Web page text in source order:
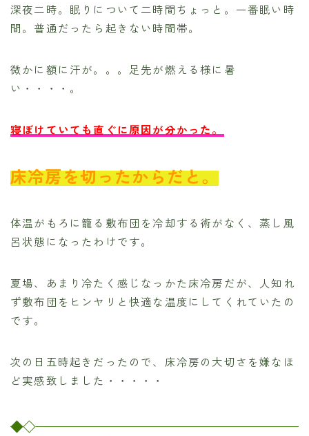
深夜二時。眠りについて二時間ちょっと。一番眠い時
間。普通だったら起きない時間帯。
微かに額に汗が。。。足先が燃える様に暑
い・・・・。
寝ぼけていても直ぐに原因が分かった。
床冷房を切ったからだと。
体温がもろに籠る敷布団を冷却する術がなく、蒸し風
呂状態になったわけです。
夏場、あまり冷たく感じなっかた床冷房だが、人知れ
ず敷布団をヒンヤリと快適な温度にしてくれていたの
です。
次の日五時起きだったので、床冷房の大切さを嫌なほ
ど実感致しました・・・・・